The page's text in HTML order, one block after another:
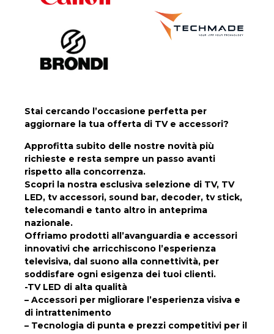
Stai cercando l’occasione perfetta per
aggiornare la tua offerta di TV e accessori?
Approfitta subito delle nostre novità più
richieste e resta sempre un passo avanti
rispetto alla concorrenza.
Scopri la nostra esclusiva selezione di TV, TV
LED, tv accessori, sound bar, decoder, tv stick,
telecomandi e tanto altro in anteprima
nazionale.
Offriamo prodotti all’avanguardia e accessori
innovativi che arricchiscono l’esperienza
televisiva, dal suono alla connettività, per
soddisfare ogni esigenza dei tuoi clienti.
-TV LED di alta qualità
– Accessori per migliorare l’esperienza visiva e
di intrattenimento
– Tecnologia di punta e prezzi competitivi per il